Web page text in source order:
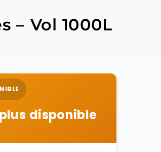
– Vol 1000L
disponible